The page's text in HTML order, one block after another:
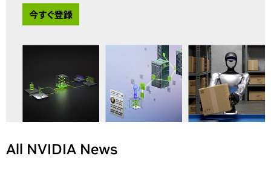
All NVIDIA News